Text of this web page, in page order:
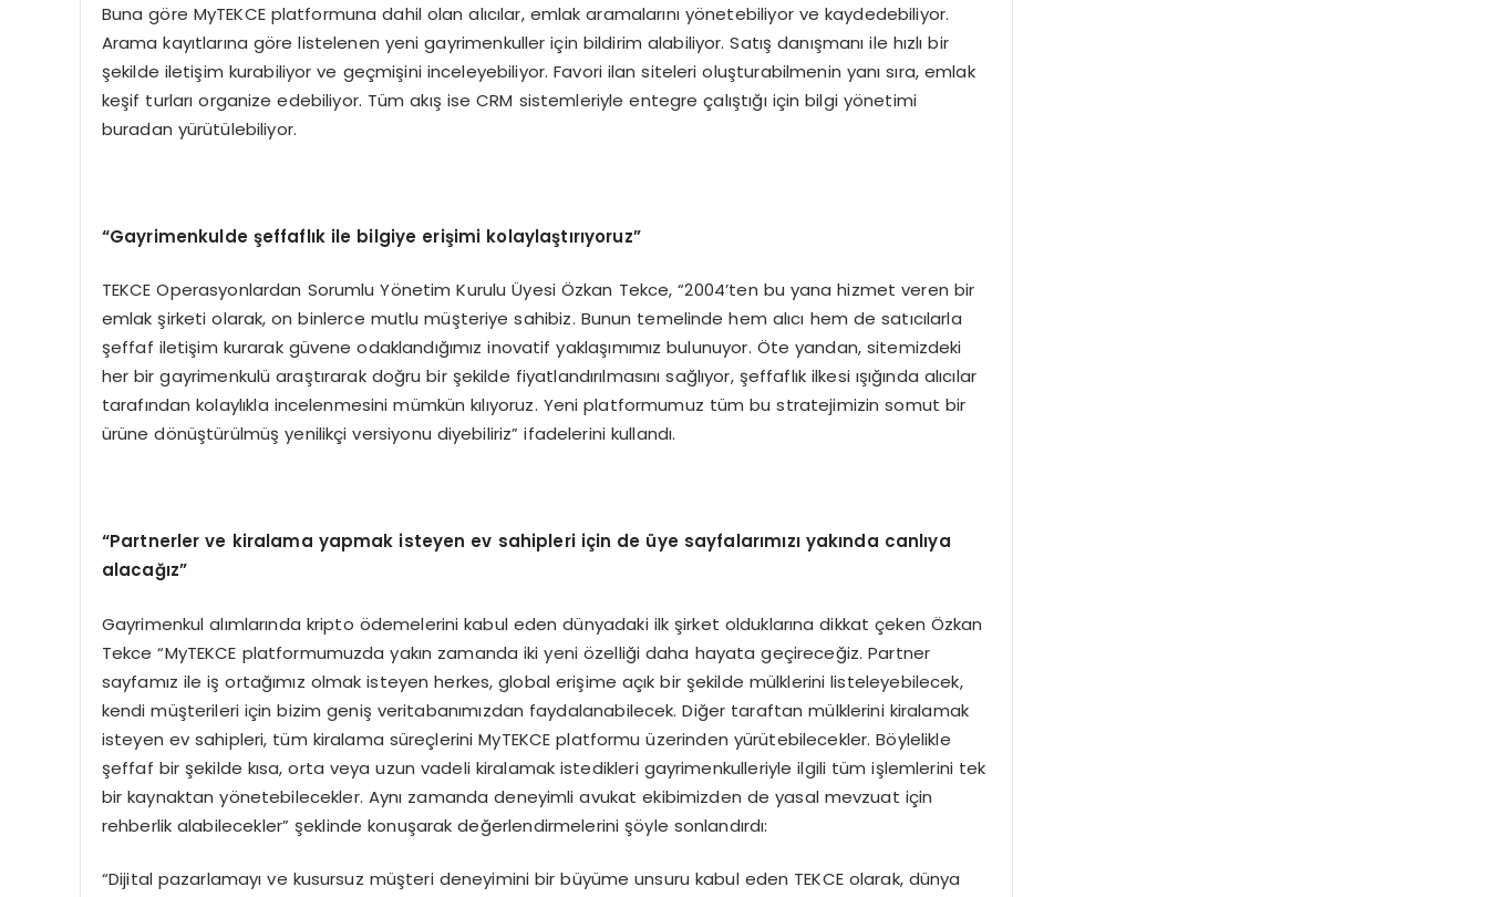
Buna göre MyTEKCE platformuna dahil olan alıcılar, emlak aramalarını yönetebiliyor ve kaydedebiliyor.
Arama kayıtlarına göre listelenen yeni gayrimenkuller için bildirim alabiliyor. Satış danışmanı ile hızlı bir
şekilde iletişim kurabiliyor ve geçmişini inceleyebiliyor. Favori ilan siteleri oluşturabilmenin yanı sıra, emlak
keşif turları organize edebiliyor. Tüm akış ise CRM sistemleriyle entegre çalıştığı için bilgi yönetimi
buradan yürütülebiliyor.
“Gayrimenkulde şeffaflık ile bilgiye erişimi kolaylaştırıyoruz”
TEKCE Operasyonlardan Sorumlu Yönetim Kurulu Üyesi Özkan Tekce, “2004’ten bu yana hizmet veren bir
emlak şirketi olarak, on binlerce mutlu müşteriye sahibiz. Bunun temelinde hem alıcı hem de satıcılarla
şeffaf iletişim kurarak güvene odaklandığımız inovatif yaklaşımımız bulunuyor. Öte yandan, sitemizdeki
her bir gayrimenkulü araştırarak doğru bir şekilde fiyatlandırılmasını sağlıyor, şeffaflık ilkesi ışığında alıcılar
tarafından kolaylıkla incelenmesini mümkün kılıyoruz. Yeni platformumuz tüm bu stratejimizin somut bir
ürüne dönüştürülmüş yenilikçi versiyonu diyebiliriz” ifadelerini kullandı.
“Partnerler ve kiralama yapmak isteyen ev sahipleri için de üye sayfalarımızı yakında canlıya
alacağız”
Gayrimenkul alımlarında kripto ödemelerini kabul eden dünyadaki ilk şirket olduklarına dikkat çeken Özkan
Tekce “MyTEKCE platformumuzda yakın zamanda iki yeni özelliği daha hayata geçireceğiz. Partner
sayfamız ile iş ortağımız olmak isteyen herkes, global erişime açık bir şekilde mülklerini listeleyebilecek,
kendi müşterileri için bizim geniş veritabanımızdan faydalanabilecek. Diğer taraftan mülklerini kiralamak
isteyen ev sahipleri, tüm kiralama süreçlerini MyTEKCE platformu üzerinden yürütebilecekler. Böylelikle
şeffaf bir şekilde kısa, orta veya uzun vadeli kiralamak istedikleri gayrimenkulleriyle ilgili tüm işlemlerini tek
bir kaynaktan yönetebilecekler. Aynı zamanda deneyimli avukat ekibimizden de yasal mevzuat için
rehberlik alabilecekler” şeklinde konuşarak değerlendirmelerini şöyle sonlandırdı:
“Dijital pazarlamayı ve kusursuz müşteri deneyimini bir büyüme unsuru kabul eden TEKCE olarak, dünya